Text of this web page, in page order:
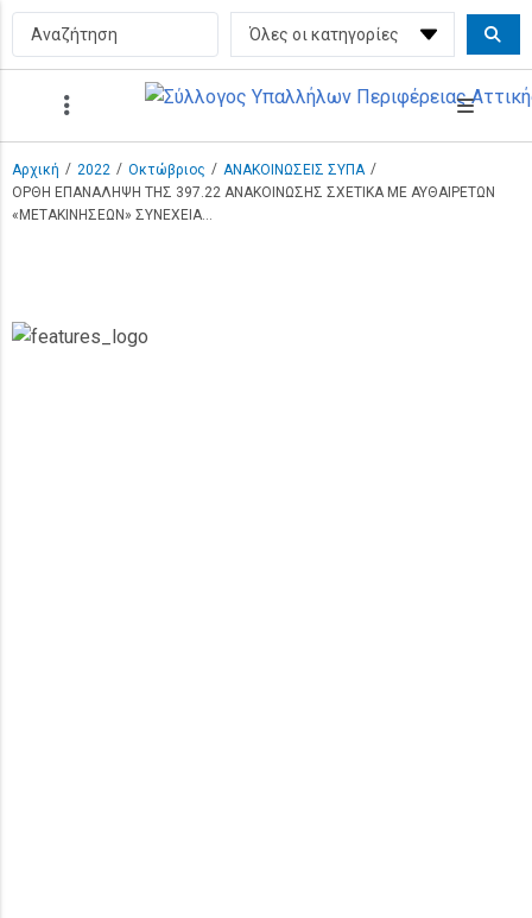
Αρχική / 2022 / Οκτώβριος / ΑΝΑΚΟΙΝΩΣΕΙΣ ΣΥΠΑ /
ΟΡΘΗ ΕΠΑΝΑΛΗΨΗ ΤΗΣ 397.22 ΑΝΑΚΟΙΝΩΣΗΣ ΣΧΕΤΙΚΑ ΜΕ ΑΥΘΑΙΡΕΤΩΝ
«ΜΕΤΑΚΙΝΗΣΕΩΝ» ΣΥΝΕΧΕΙΑ…